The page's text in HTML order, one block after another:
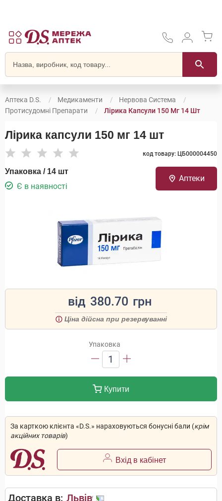
Аптека D.S. Медикаменти
Нервова Система
Протисудомні Препарати
Лірика Капсули 150 Мг 14 Шт
Лірика капсули 150 мг 14 шт
код товару: ЦБ000004450
Упаковка / 14 шт
Є в наявності
Аптеки
від 380.70 грн
Ціна дійсна при резервуванні
Упаковка
1
Купити
За карткою клієнта «D.S.» нараховуються бонусні бали (крім
акційних товарів)
Вхід в кабінет
Доставка в: Львів